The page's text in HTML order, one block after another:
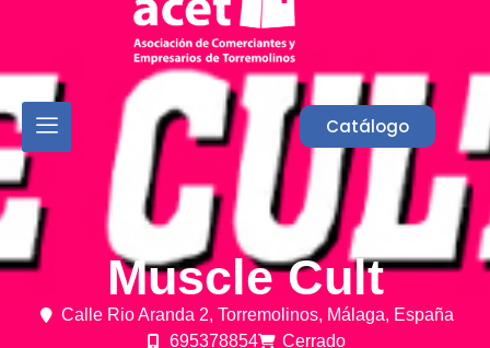
Catálogo
Muscle Cult
Calle Rio Aranda 2, Torremolinos, Málaga, España
695378854
Cerrado